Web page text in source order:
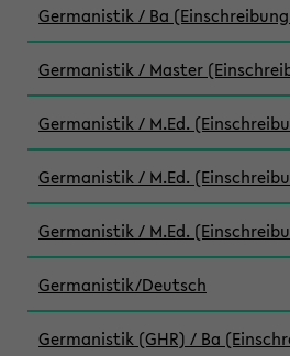
Germanistik / Ba (Einschreibung
Germanistik / Master
Germanistik / M.Ed.
Germanistik / M.Ed.
Germanistik / M.Ed.
Germanistik/Deutsch
Germanistik (GHR) / Ba